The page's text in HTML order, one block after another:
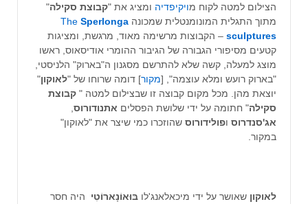
הצילום למטה לקוח מויקיפדיה ומציג את "קבוצת סקילה"
מתוך התגלית המונומנטלית שמכונה
The Sperlonga
sculptures – הקבוצות מרשימה מאוד, מרגשת, ומציגות
קטעים מסיפורי הגבורה של הגיבור ההומרי אודיסאוס, ראשו
מוצג למעלה, קשה שלא להתרשם מסגנון ה"בארוק" הלניסטי,
"בארוק רועש ומלא עוצמה", [מקור] דומה שרוחו של "לאוקון"
יוצאת מהן. מכל מקום קבוצה זו שבצילום למטה " קבוצת
סקילה" חתומה על ידי שלושת הפסלים אתנודורוס
אג'סנדרוס ופולידורוס שהוזכרו כמי שיצר את "לאוקון"
במקור.
לאוקון שאושר על ידי מיכאלאנג'לו בּוּאוֹנָארוֹטִי
היה חסר